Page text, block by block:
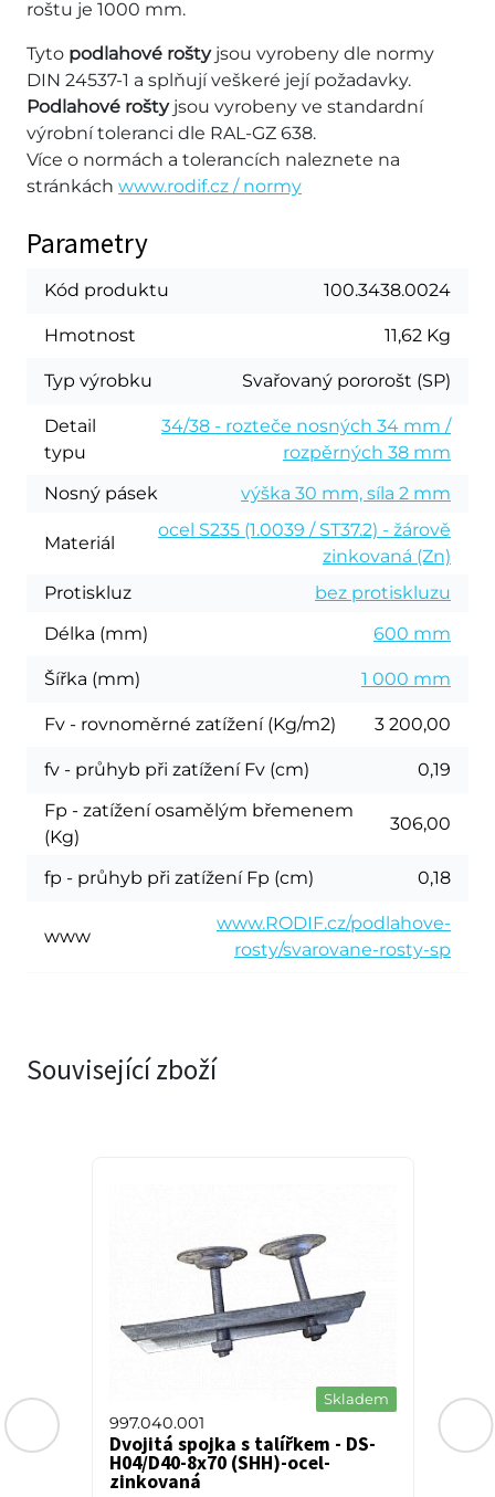
roštu je 1000 mm.
Tyto podlahové roštyjsou vyrobeny dle normy
DIN 24537-1 a splňují veškeré její požadavky.
Podlahové roštyjsou vyrobeny ve standardní
výrobní toleranci dle RAL-GZ 638.
Více o normách a tolerancích naleznete na
stránkách www.rodif.cz / normy
Parametry
Kód produktu 100.3438.0024
Hmotnost 11,62 Kg
Typ výrobku Svařovaný pororošt (SP)
Detail
typu
34/38 - rozteče nosných 34 mm /
rozpěrných 38 mm
Nosný pásek
výška 30 mm, síla 2 mm
Materiál
ocel S235 (1.0039 / ST37.2) - žárově
zinkovaná (Zn)
Protiskluz
bez protiskluzu
Délka (mm)
600 mm
Šířka (mm) 1 000 mm
Fv - rovnoměrné zatížení (Kg/m2) 3 200,00
fv - průhyb při zatížení Fv (cm)
0,19
Fp - zatížení osamělým břemenem
(Kg)
306,00
fp - průhyb při zatížení Fp (cm) 0,18
www
www.RODIF.cz/podlahove-
rosty/svarovane-rosty-sp
Související zboží
Skladem
997.040.001
Dvojitá spojka s talířkem - DS-
H04/D40-8x70 (SHH)-ocel-
zinkovaná